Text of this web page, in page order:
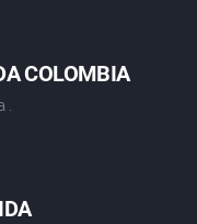
COLOMBIA
.